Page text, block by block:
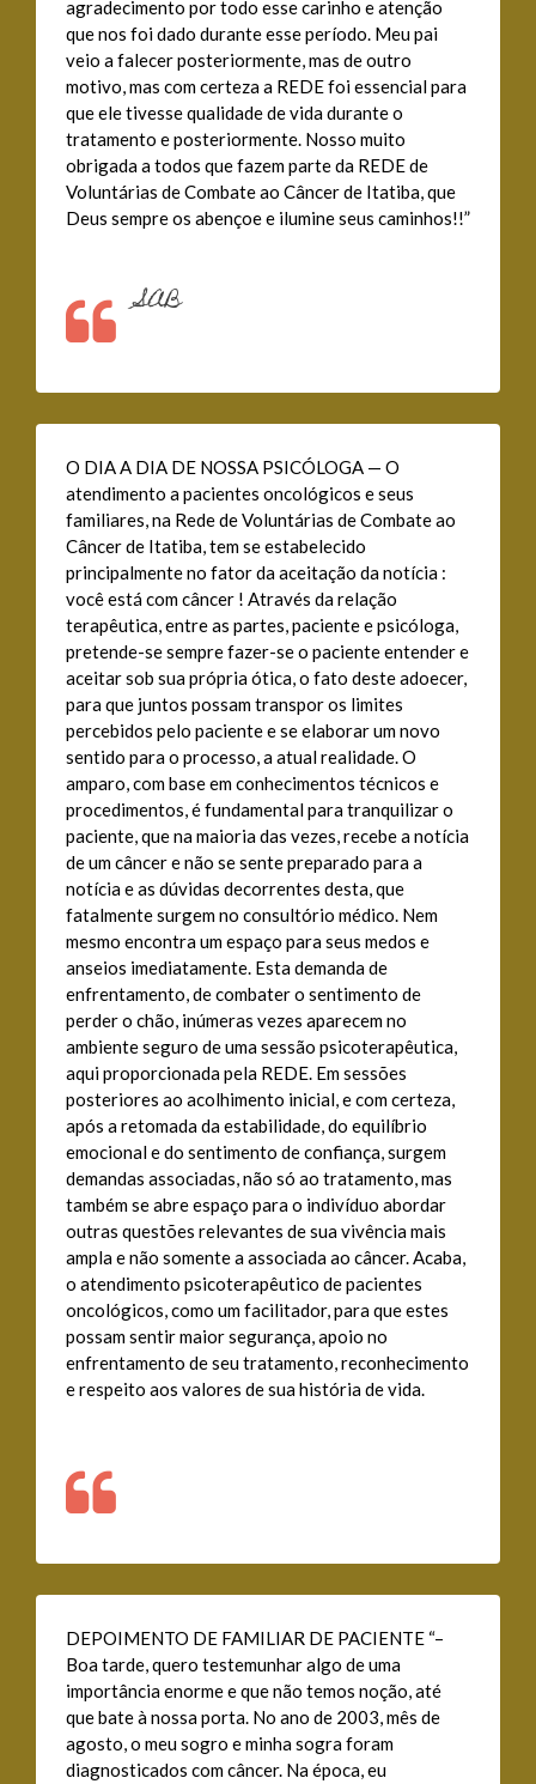
agradecimento por todo esse carinho e atenção
que nos foi dado durante esse período. Meu pai
veio a falecer posteriormente, mas de outro
motivo, mas com certeza a REDE foi essencial para
que ele tivesse qualidade de vida durante o
tratamento e posteriormente. Nosso muito
obrigada a todos que fazem parte da REDE de
Voluntárias de Combate ao Câncer de Itatiba, que
Deus sempre os abençoe e ilumine seus caminhos!!”
SAB
O DIA A DIA DE NOSSA PSICÓLOGA — O
atendimento a pacientes oncológicos e seus
familiares, na Rede de Voluntárias de Combate ao
Câncer de Itatiba, tem se estabelecido
principalmente no fator da aceitação da notícia :
você está com câncer ! Através da relação
terapêutica, entre as partes, paciente e psicóloga,
pretende-se sempre fazer-se o paciente entender e
aceitar sob sua própria ótica, o fato deste adoecer,
para que juntos possam transpor os limites
percebidos pelo paciente e se elaborar um novo
sentido para o processo, a atual realidade. O
amparo, com base em conhecimentos técnicos e
procedimentos, é fundamental para tranquilizar o
paciente, que na maioria das vezes, recebe a notícia
de um câncer e não se sente preparado para a
notícia e as dúvidas decorrentes desta, que
fatalmente surgem no consultório médico. Nem
mesmo encontra um espaço para seus medos e
anseios imediatamente. Esta demanda de
enfrentamento, de combater o sentimento de
perder o chão, inúmeras vezes aparecem no
ambiente seguro de uma sessão psicoterapêutica,
aqui proporcionada pela REDE. Em sessões
posteriores ao acolhimento inicial, e com certeza,
após a retomada da estabilidade, do equilíbrio
emocional e do sentimento de confiança, surgem
demandas associadas, não só ao tratamento, mas
também se abre espaço para o indivíduo abordar
outras questões relevantes de sua vivência mais
ampla e não somente a associada ao câncer. Acaba,
o atendimento psicoterapêutico de pacientes
oncológicos, como um facilitador, para que estes
possam sentir maior segurança, apoio no
enfrentamento de seu tratamento, reconhecimento
e respeito aos valores de sua história de vida.
DEPOIMENTO DE FAMILIAR DE PACIENTE “–
Boa tarde, quero testemunhar algo de uma
importância enorme e que não temos noção, até
que bate à nossa porta. No ano de 2003, mês de
agosto, o meu sogro e minha sogra foram
diagnosticados com câncer. Na época, eu